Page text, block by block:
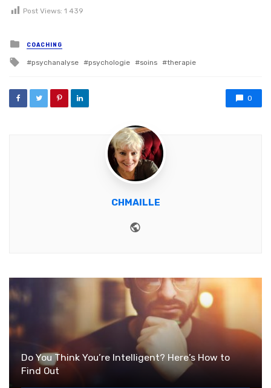
Post Views: 1 439
Posted in
COACHING
Tagged with
psychanalyse psychologie soins therapie
0
CHMAILLE
Do You Think You’re Intelligent? Here’s How to
Find Out